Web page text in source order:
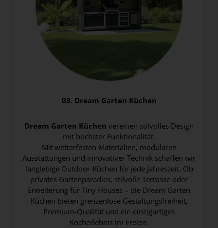
03. Dream Garten Küchen
Dream Garten Küchen vereinen stilvolles Design
mit höchster Funktionalität.
Mit wetterfesten Materialien, modularen
Ausstattungen und innovativer Technik schaffen wir
langlebige Outdoor-Küchen für jede Jahreszeit. Ob
privates Gartenparadies, stilvolle Terrasse oder
Erweiterung für Tiny Houses – die Dream Garten
Küchen bieten grenzenlose Gestaltungsfreiheit,
Premium-Qualität und ein einzigartiges
Kocherlebnis im Freien.